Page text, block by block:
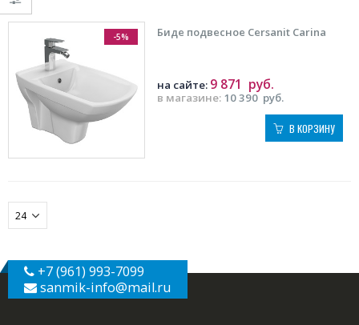
-5% Биде подвесное Cersanit Carina
в магазине: 10 390 руб.
на сайте: 9 871 руб.
В КОРЗИНУ
+7 (961) 993-7099
sanmik-info@mail.ru